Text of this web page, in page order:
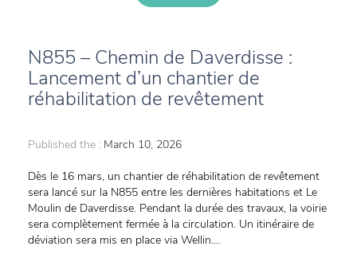
N855 – Chemin de Daverdisse :
Lancement d’un chantier de
réhabilitation de revêtement
Published the : March 10, 2026
Dès le 16 mars, un chantier de réhabilitation de revêtement
sera lancé sur la N855 entre les dernières habitations et Le
Moulin de Daverdisse. Pendant la durée des travaux, la voirie
sera complètement fermée à la circulation. Un itinéraire de
déviation sera mis en place via Wellin....